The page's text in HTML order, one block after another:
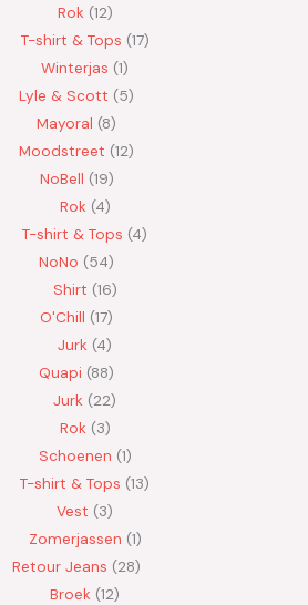
Rok 12
T-shirt & Tops 17
Winterjas 1
Lyle & Scott
5
Mayoral 8
Moodstreet 12
NoBell 19
Rok 4
T-shirt & Tops 4
NoNo
54
Shirt 16
O'Chill 17
Jurk 4
Quapi 88
Jurk
22
Rok 3
Schoenen 1
T-shirt & Tops 13
Vest
3
Zomerjassen 1
Retour Jeans
28
Broek 12